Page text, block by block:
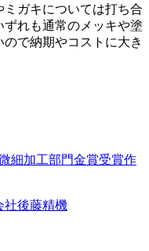
ガキについては打ち合
れも通常のメッキや塗
で納期やコストに大き
細加工部門金賞受賞作